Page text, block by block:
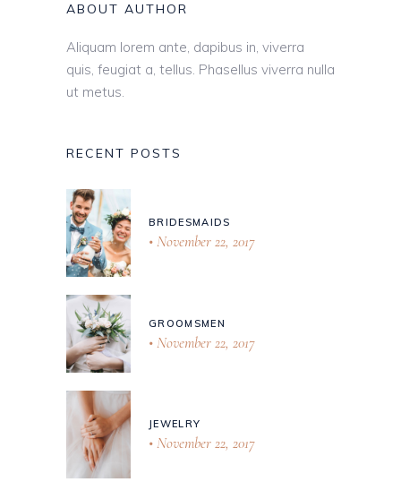
ABOUT AUTHOR
Aliquam lorem ante, dapibus in, viverra
quis, feugiat a, tellus. Phasellus viverra nulla
ut metus.
RECENT POSTS
BRIDESMAIDS
November 22, 2017
GROOMSMEN
November 22, 2017
JEWELRY
November 22, 2017